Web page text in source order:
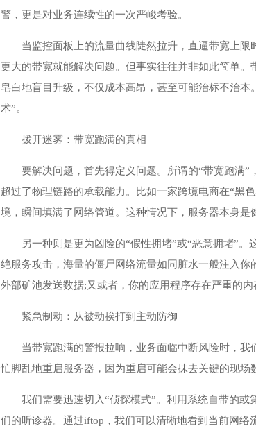
警，更是对业务连续性的一次严峻考验。
当监控面板上的流量曲线陡然拉升，直逼带宽上
更大的带宽就能解决问题。但事实往往并非如此简单
皂白地盲目升级，不仅成本高昂，甚至可能治标不治
术”。
拨开迷雾：带宽跑满的真相
要解决问题，首先得定义问题。所谓的“带宽跑满
超过了物理链路的承载能力。比如一家跨境电商在“黑
境，瞬间填满了网络管道。这种情况下，服务器本身是
另一种则是更为凶险的“假性拥堵”或“恶意拥堵”
绝服务攻击，海量的僵尸网络流量如同脏水一般注入
外部矿池发送数据;又或者，你的应用程序存在严重的
紧急制动：从被动挨打到主动防御
当带宽跑满的警报拉响，业务面临中断风险时，
忙脚乱地重启服务器，因为重启可能会抹去关键的现场
我们需要迅速切入“侦探模式”。利用系统自带的
们的听诊器。通过iftop，我们可以清晰地看到当前网